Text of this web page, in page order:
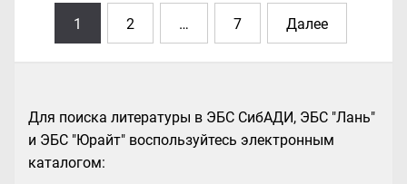
Навигация
1 2 … 7 Далее
Для поиска литературы в ЭБС СибАДИ, ЭБС "Лань"
и ЭБС "Юрайт" воспользуйтесь электронным
каталогом: